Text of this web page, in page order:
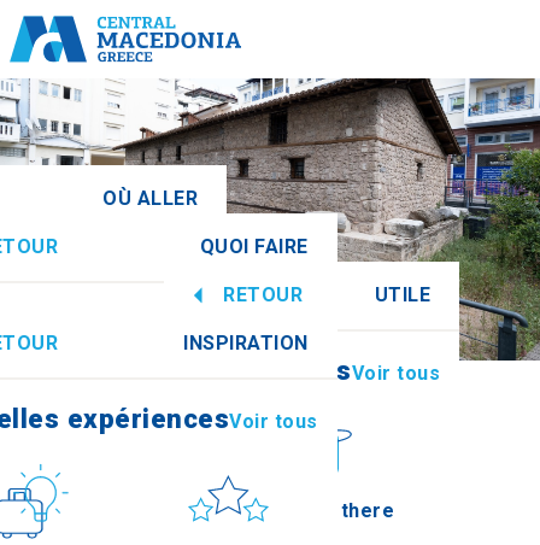
OÙ ALLER
Imathia
QUOI FAIRE
RETOUR UTILE
InformationsVoir tous
How to get there
INSPIRATION
expériencesVoir tous